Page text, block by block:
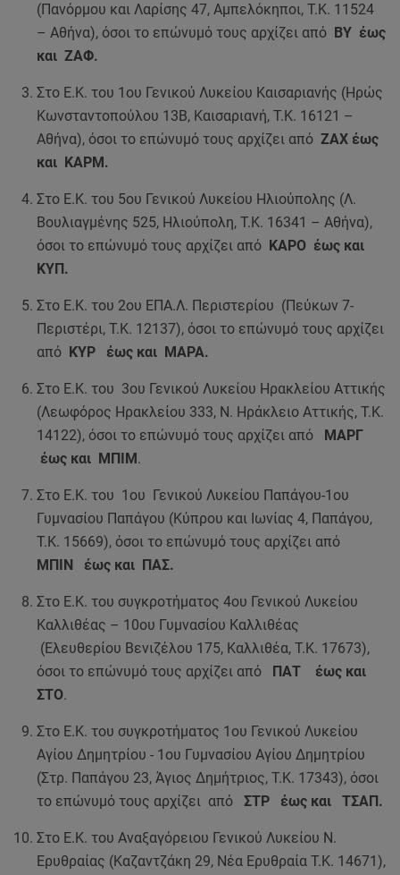
(Πανόρμου και Λαρίσης 47, Αμπελόκηποι, Τ.Κ. 11524
– Αθήνα), όσοι το επώνυμό τους αρχίζει από ΒΥ έως
και ΖΑΦ.
Στο Ε.Κ. του 1ου Γενικού Λυκείου Καισαριανής (Ηρώς
Κωνσταντοπούλου 13Β, Καισαριανή, Τ.Κ. 16121 –
Αθήνα), όσοι το επώνυμό τους αρχίζει από ΖΑΧ έως
και ΚΑΡΜ.
Στο Ε.Κ. του 5ου Γενικού Λυκείου Ηλιούπολης (Λ.
Βουλιαγμένης 525, Ηλιούπολη, Τ.Κ. 16341 – Αθήνα),
όσοι το επώνυμό τους αρχίζει από ΚΑΡΟ έως και
ΚΥΠ.
Στο Ε.Κ. του 2ου ΕΠΑ.Λ. Περιστερίου (Πεύκων 7-
Περιστέρι, Τ.Κ. 12137), όσοι το επώνυμό τους αρχίζει
από ΚΥΡ έως και ΜΑΡΑ.
Στο Ε.Κ. του 3ου Γενικού Λυκείου Ηρακλείου Αττικής
(Λεωφόρος Ηρακλείου 333, Ν. Ηράκλειο Αττικής, Τ.Κ.
14122), όσοι το επώνυμό τους αρχίζει από ΜΑΡΓ
έως και ΜΠΙΜ.
Στο Ε.Κ. του 1ου Γενικού Λυκείου Παπάγου-1ου
Γυμνασίου Παπάγου (Κύπρου και Ιωνίας 4, Παπάγου,
Τ.Κ. 15669), όσοι το επώνυμό τους αρχίζει από
ΜΠΙΝ έως και ΠΑΣ.
Στο Ε.Κ. του συγκροτήματος 4ου Γενικού Λυκείου
Καλλιθέας – 10ου Γυμνασίου Καλλιθέας
(Ελευθερίου Βενιζέλου 175, Καλλιθέα, Τ.Κ. 17673),
όσοι το επώνυμό τους αρχίζει από
ΠΑΤ έως και
ΣΤΟ.
Στο Ε.Κ. του συγκροτήματος 1ου Γενικού Λυκείου
Αγίου Δημητρίου - 1ου Γυμνασίου Αγίου Δημητρίου
(Στρ. Παπάγου 23, Άγιος Δημήτριος, Τ.Κ. 17343), όσοι
το επώνυμό τους αρχίζει από ΣΤΡ έως και ΤΣΑΠ.
Στο Ε.Κ. του Αναξαγόρειου Γενικού Λυκείου Ν.
Ερυθραίας (Καζαντζάκη 29, Νέα Ερυθραία Τ.Κ. 14671),